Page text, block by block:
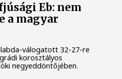
Eb: nem
a magyar
válogatott 32-27-re
korosztályos
negyeddöntőjében.